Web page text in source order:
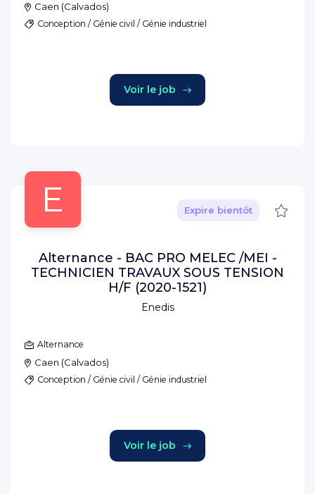
Caen (Calvados)
Conception / Génie civil / Génie industriel
Voir le job
E
Enedis
Expire bientôt
Alternance - BAC PRO MELEC /MEI -
TECHNICIEN TRAVAUX SOUS TENSION
H/F (2020-1521)
Alternance
Caen (Calvados)
Conception / Génie civil / Génie industriel
Voir le job